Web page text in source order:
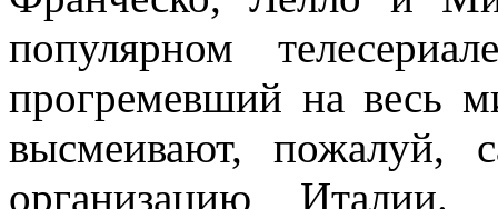
популярном
прогремевший на весь
высмеивают, пожалуй,
организацию